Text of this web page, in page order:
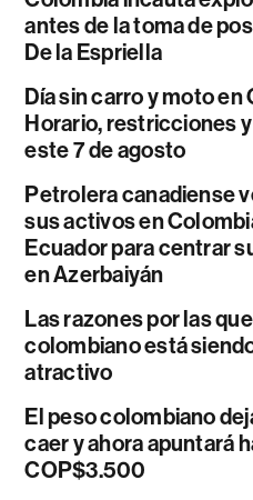
antes de la toma de
De la Espriella
Día sin carro y moto en
Horario, restricciones
este 7 de agosto
Petrolera canadiense
sus activos en
Ecuador para centrar
en Azerbaiyán
Las razones por las
colombiano está
atractivo
El peso colombiano
caer y ahora apuntará
COP$3.500